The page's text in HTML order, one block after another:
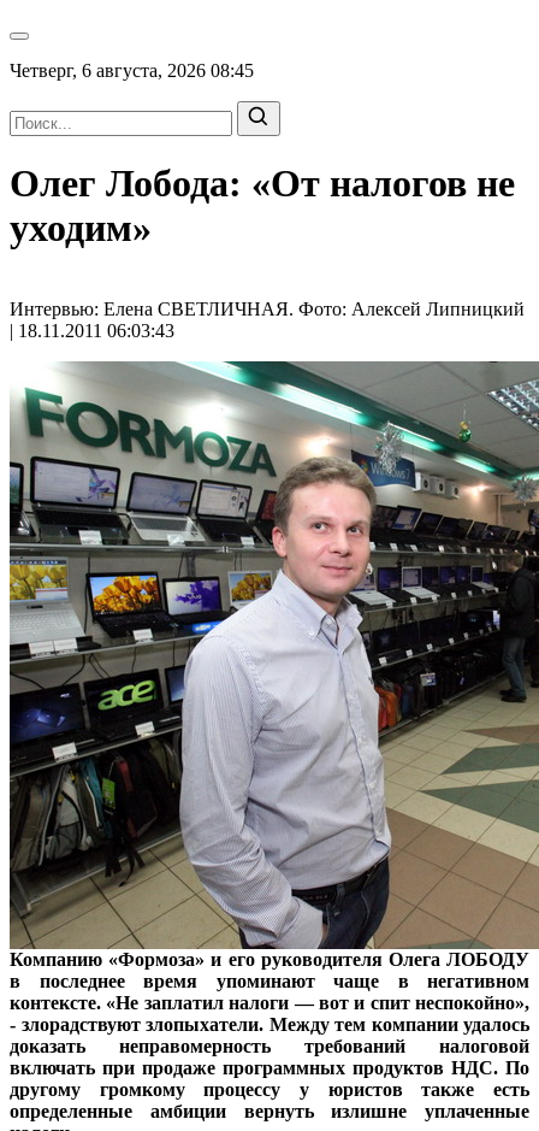
Четверг, 6 августа, 2026 08:45
Олег Лобода: «От налогов не
уходим»
Интервью: Елена СВЕТЛИЧНАЯ. Фото: Алексей Липницкий
| 18.11.2011 06:03:43
Компанию «Формоза» и его руководителя Олега ЛОБОДУ
в последнее время упоминают чаще в негативном
контексте. «Не заплатил налоги — вот и спит неспокойно»,
- злорадствуют злопыхатели. Между тем компании удалось
доказать неправомерность требований налоговой
включать при продаже программных продуктов НДС. По
другому громкому процессу у юристов также есть
определенные амбиции вернуть излишне уплаченные